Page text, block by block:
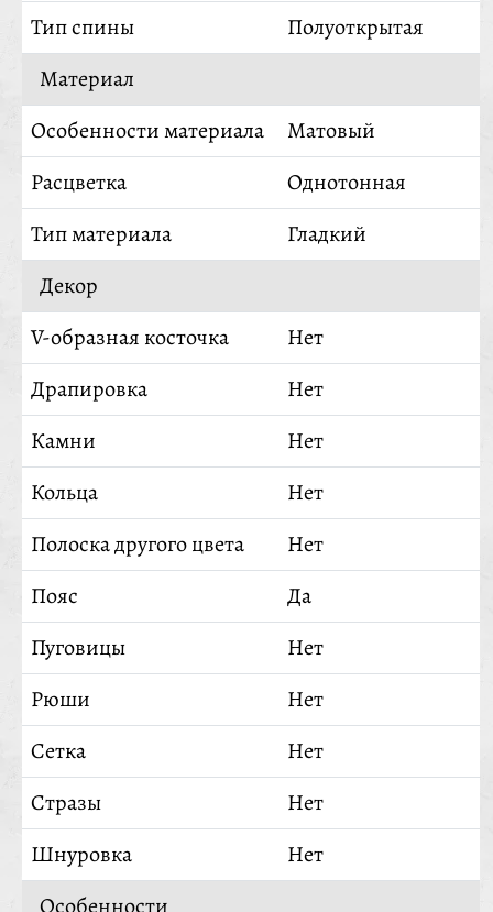
Тип спины
Полуоткрытая
Материал
Особенности материала
Матовый
Расцветка
Однотонная
Тип материала
Гладкий
Декор
V-образная косточка
Нет
Драпировка
Нет
Камни
Нет
Кольца
Нет
Полоска другого цвета
Нет
Пояс
Да
Пуговицы
Нет
Рюши
Нет
Сетка
Нет
Стразы
Нет
Шнуровка
Нет
Особенности